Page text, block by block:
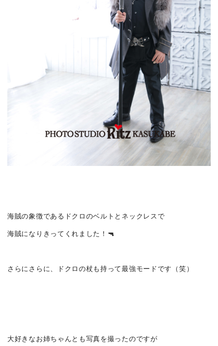
海賊の象徴であるドクロのベルトとネックレスで
海賊になりきってくれました！🔫
さらにさらに、ドクロの杖も持って最強モードです（笑）
大好きなお姉ちゃんとも写真を撮ったのですが